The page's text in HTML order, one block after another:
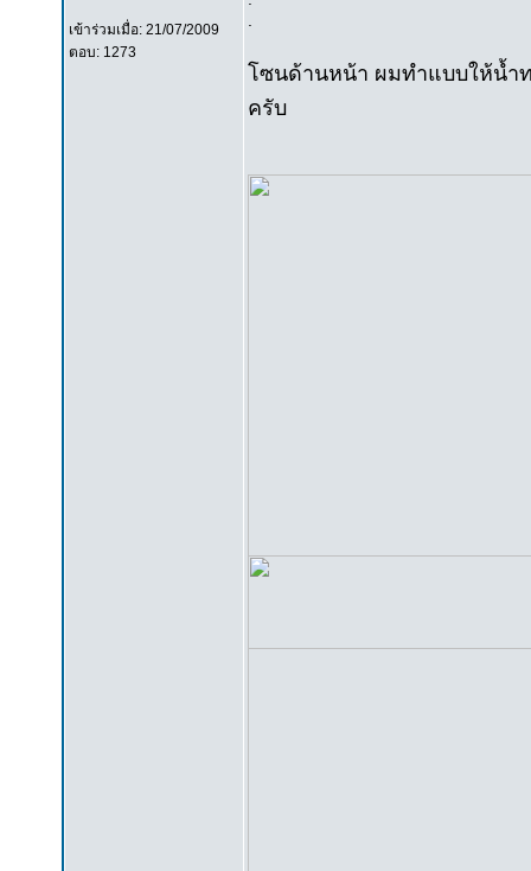
เข้าร่วมเมื่อ: 21/07/2009
ตอบ: 1273
โซนด้านหน้า ผมทำแบบให้น้ำท
ครับ